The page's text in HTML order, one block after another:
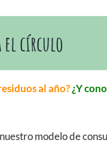
el círculo
al año?¿Y
modelo de